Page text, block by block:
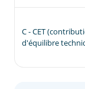
C - CET
d'équilibre